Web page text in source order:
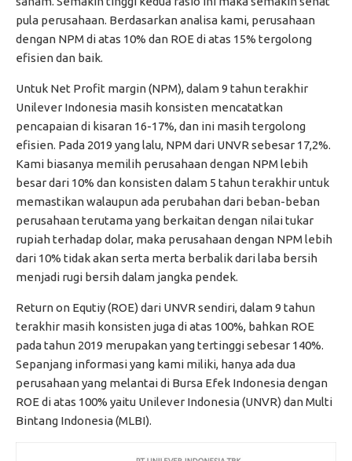
pula perusahaan. Berdasarkan analisa kami, perusahaan
dengan NPM di atas 10% dan ROE di atas 15% tergolong
efisien dan baik.
Untuk Net Profit margin (NPM), dalam 9 tahun terakhir
Unilever Indonesia masih konsisten mencatatkan
pencapaian di kisaran 16-17%, dan ini masih tergolong
efisien. Pada 2019 yang lalu, NPM dari UNVR sebesar 17,2%.
Kami biasanya memilih perusahaan dengan NPM lebih
besar dari 10% dan konsisten dalam 5 tahun terakhir untuk
memastikan walaupun ada perubahan dari beban-beban
perusahaan terutama yang berkaitan dengan nilai tukar
rupiah terhadap dolar, maka perusahaan dengan NPM lebih
dari 10% tidak akan serta merta berbalik dari laba bersih
menjadi rugi bersih dalam jangka pendek.
Return on Equtiy (ROE) dari UNVR sendiri, dalam 9 tahun
terakhir masih konsisten juga di atas 100%, bahkan ROE
pada tahun 2019 merupakan yang tertinggi sebesar 140%.
Sepanjang informasi yang kami miliki, hanya ada dua
perusahaan yang melantai di Bursa Efek Indonesia dengan
ROE di atas 100% yaitu Unilever Indonesia (UNVR) dan Multi
Bintang Indonesia (MLBI).